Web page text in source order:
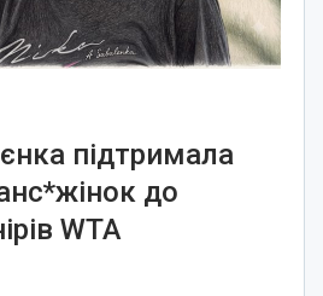
підтримала
до
WTA